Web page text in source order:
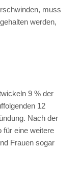
muss
werden,
9 % der
12
Nach der
für eine weitere
Frauen sogar